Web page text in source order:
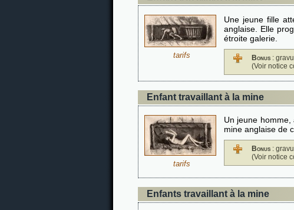
tarifs
Une jeune fille
anglaise. Elle
étroite galerie.
Bonus :
(Voir notice
Enfant travaillant à la mine
tarifs
Un jeune
mine anglaise de
Bonus :
(Voir notice
Enfants travaillant à la mine